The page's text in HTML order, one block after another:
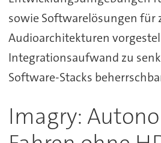
sowie Softwarelösungen für
Audioarchitekturen
Integrationsaufwand zu
Software-Stacks
Imagry: